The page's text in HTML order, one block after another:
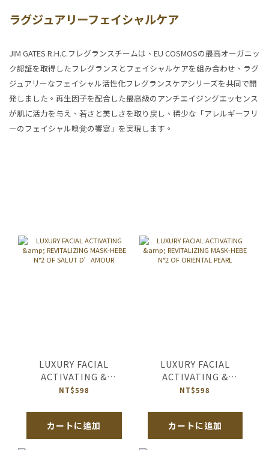
ラグジュアリーフェイシャルケア
JIM GATES R.H.C.フレグランスチームは、EU COSMOSの最高オーガニッ
ク認証を取得したフレグランスとフェイシャルケアを組み合わせ、ラグ
ジュアリーなフェイシャル活性化フレグランスケアシリーズを共同で開
発しました。再生因子を配合した最高級のアンチエイジングエッセンス
が肌に活力を与え、若さと美しさを取り戻し、稀少な「アレルギーフリ
ーのフェイシャル嗅覚の饗宴」を実現します。
LUXURY FACIAL
ACTIVATING &
REVITALIZING MASK-
D’AMOUR
NT$598
カートに追加
LUXURY FACIAL
ACTIVATING &
REVITALIZING MASK-
ORIENTAL PEARL
NT$598
カートに追加